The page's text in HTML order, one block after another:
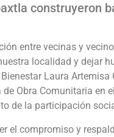
construyeron
entre vecinas y
localidad y dejar
Laura
Obra Comunitaria en
de la participación
el compromiso y